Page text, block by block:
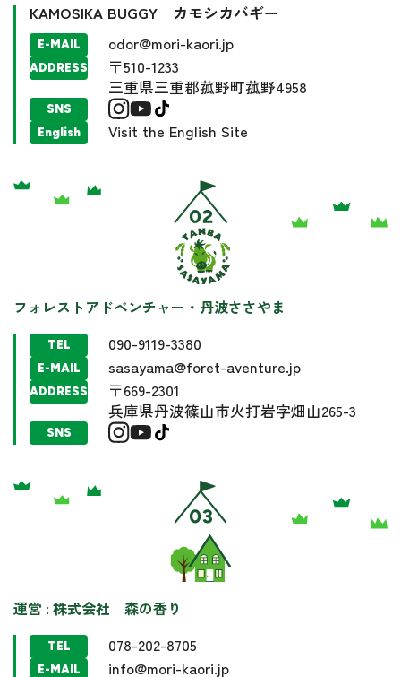
KAMOSIKA BUGGY カモシカバギー
E-MAIL odor@mori-kaori.jp
ADDRESS
〒510-1233
三重県三重郡菰野町菰野4958
SNS
English
Visit the English Site
フォレストアドベンチャー・丹波ささやま
TEL 090-9119-3380
E-MAIL sasayama@foret-aventure.jp
ADDRESS
〒669-2301
兵庫県丹波篠山市火打岩字畑山265-3
SNS
運営 : 株式会社 森の香り
TEL 078-202-8705
E-MAIL info@mori-kaori.jp